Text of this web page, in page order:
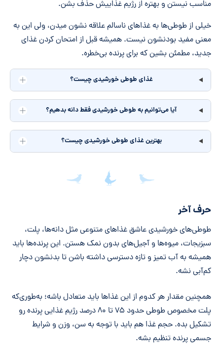
مناسب نیستن و بهتره از رژیم غذاییش حذف بشن.
خیلی از طوطی‌ها به غذاهای ناسالم علاقه نشون میدن، ولی این به
معنی مفید بودنشون نیست. همیشه قبل از امتحان کردن غذای
جدید، مطمئن بشین که برای پرنده بی‌خطره.
غذای طوطی خورشیدی چیست؟
آیا می‌توانیم به طوطی خورشیدی فقط دانه بدهیم؟
بهترین غذای طوطی خورشیدی چیست؟
حرف آخر
طوطی‌های خورشیدی عاشق غذاهای متنوعی مثل دانه‌ها، پلت،
سبزیجات، میوه‌ها و آجیل‌های بدون نمک هستن. این پرنده‌ها باید
همیشه به آب تمیز و تازه دسترسی داشته باشن تا بدنشون دچار
کم‌آبی نشه.
همچنین مقدار هر کدوم از این غذاها باید متعادل باشه؛ به‌طوری‌که
پلت مخصوص طوطی حدود ۷۵ تا ۸۰ درصد رژیم غذایی پرنده رو
تشکیل بده. حجم غذا هم باید با توجه به سن، وزن و شرایط
جسمی پرنده تنظیم بشه.